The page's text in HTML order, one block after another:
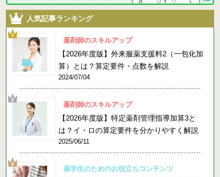
人気記事ランキング
薬剤師のスキルアップ
【2026年度版】外来服薬支援料2（一包化加
算）とは？算定要件・点数を解説
2024/07/04
薬剤師のスキルアップ
【2026年度版】特定薬剤管理指導加算3と
は？イ・ロの算定要件を分かりやすく解説
2025/06/11
薬学生のためのお役立ちコンテンツ